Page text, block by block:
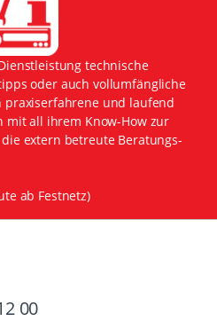
technische
oder auch vollumfängliche
praxiserfahrene und laufend
mit all ihrem Know-How zur
extern betreute Beratungs-
ab Festnetz)
00